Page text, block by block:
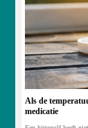
Als de
medicatie